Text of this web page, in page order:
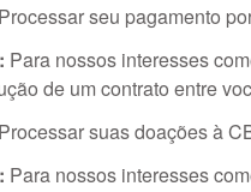
Processar seu pagamento
Para nossos interesses
de um contrato entre
Processar suas doações à
Para nossos interesses